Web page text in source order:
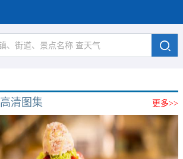
更多>>
高清图集